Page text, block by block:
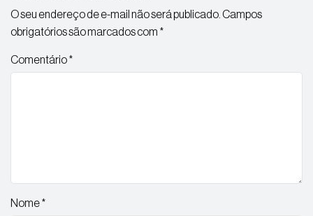
O seu endereço de e-mail não será publicado. Campos
obrigatórios são marcados com *
Comentário*
Nome*